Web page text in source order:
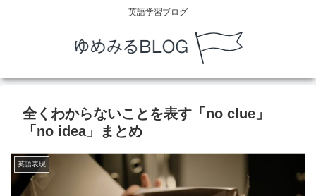
英語学習ブログ
全くわからないことを表す「no clue」
「no idea」まとめ
英語表現